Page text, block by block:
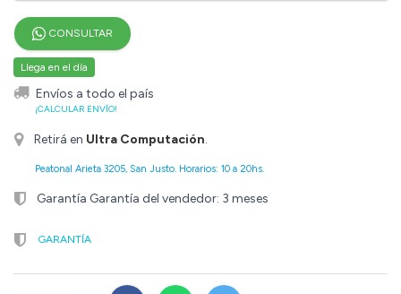
CONSULTAR
Llega en el día
Envíos a todo el país
¡CALCULAR ENVÍO!
Retirá en Ultra Computación.
Peatonal Arieta 3205, San Justo. Horarios: 10 a 20hs.
Garantía Garantía del vendedor: 3 meses
GARANTÍA